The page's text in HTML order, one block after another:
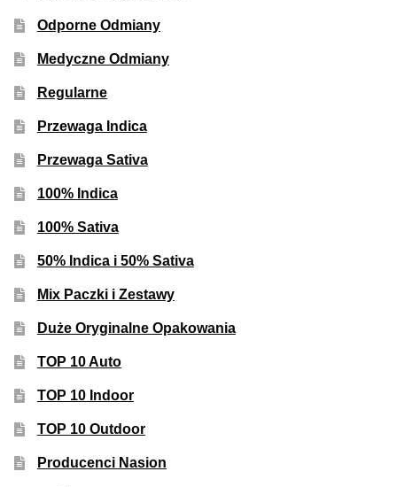
Odporne Odmiany
Medyczne Odmiany
Regularne
Przewaga Indica
Przewaga Sativa
100% Indica
100% Sativa
50% Indica i 50% Sativa
Mix Paczki i Zestawy
Duże Oryginalne Opakowania
TOP 10 Auto
TOP 10 Indoor
TOP 10 Outdoor
Producenci Nasion